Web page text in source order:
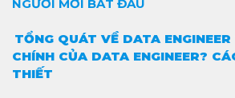
NGƯỜI MỚI BẮT ĐẦU
TỔNG QUÁT VỀ DATA
CHÍNH CỦA DATA ENGINEER?
THIẾT